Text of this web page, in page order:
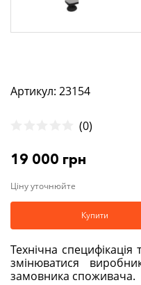
Артикул: 23154
(0)
19 000 грн
Ціну уточнюйте
Купити
Технічна
змінюватися
замовника споживача.